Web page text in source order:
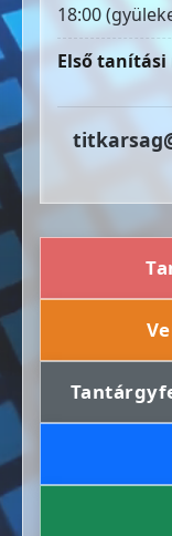
18:00
Első tanítási